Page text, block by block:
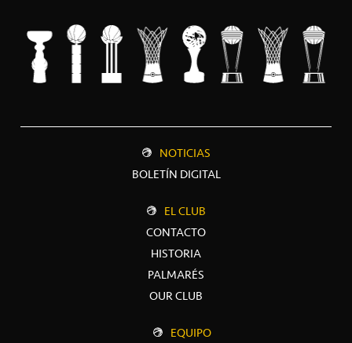
NOTICIAS
BOLETÍN DIGITAL
EL CLUB
CONTACTO
HISTORIA
PALMARÉS
OUR CLUB
EQUIPO